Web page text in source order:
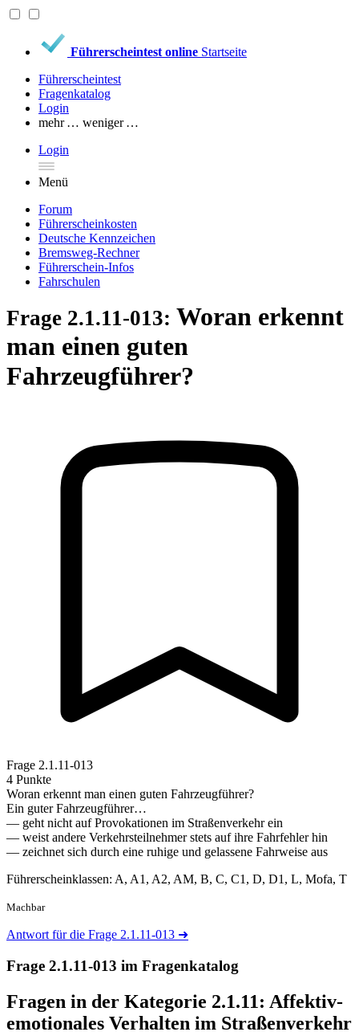
Führerscheintest online Startseite
Führerscheintest
Fragenkatalog
Login
mehr … weniger …
Login
Menü
Forum
Führerscheinkosten
Deutsche Kennzeichen
Bremsweg-Rechner
Führerschein-Infos
Fahrschulen
Frage 2.1.11-013: Woran erkennt
man einen guten
Fahrzeugführer?
Frage 2.1.11-013
4 Punkte
Woran erkennt man einen guten Fahrzeugführer?
Ein guter Fahrzeugführer…
— geht nicht auf Provokationen im Straßenverkehr ein
— weist andere Verkehrsteilnehmer stets auf ihre Fahrfehler hin
— zeichnet sich durch eine ruhige und gelassene Fahrweise aus
Führerscheinklassen: A, A1, A2, AM, B, C, C1, D, D1, L, Mofa, T
Machbar
Antwort für die Frage 2.1.11-013 ➜
Frage 2.1.11-013 im Fragenkatalog
Fragen in der Kategorie 2.1.11: Affektiv-
emotionales Verhalten im Straßenverkehr